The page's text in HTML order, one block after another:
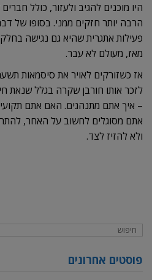
היו מוכנים להגיב ולעזור, כולל
הרבה יותר חזקים ממני. בסופו של
פעילות אתגרית שהיא גם נגישה
מאז, מעולם לא עבר.
אז כשזורקים לאויר את סיסמאות
לזכר אותו חורבן שקרה בגלל שנאת
– איך אתם מתנהגים. האם אתם
אתם מסוגלים לחשוב על האחר,
ולא להזיז לצד.
פוסטים אחרונים